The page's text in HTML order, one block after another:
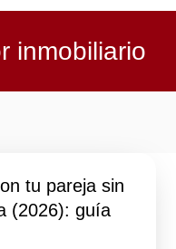
inmobiliario
tu pareja sin
(2026): guía